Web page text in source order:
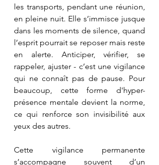
les transports, pendant une réunion,
en pleine nuit. Elle s’immisce jusque
dans les moments de silence, quand
l’esprit pourrait se reposer mais reste
en alerte. Anticiper, vérifier, se
rappeler, ajuster - c’est une vigilance
qui ne connaît pas de pause. Pour
beaucoup, cette forme d'hyper-
présence mentale devient la norme,
ce qui renforce son invisibilité aux
yeux des autres.
Cette vigilance permanente
s’accompagne souvent d’un